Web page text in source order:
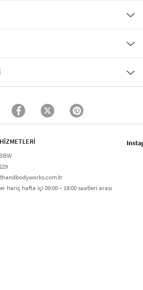
hariç hafta içi 09:00 – 18:00 saatleri arası​